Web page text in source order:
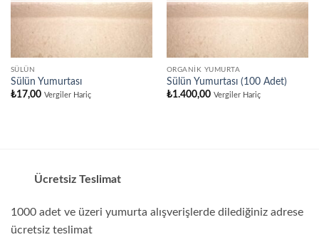
SÜLÜN
Sülün Yumurtası
₺17,00 Vergiler Hariç
ORGANIK YUMURTA
Sülün Yumurtası (100 Adet)
₺1.400,00 Vergiler Hariç
Ücretsiz Teslimat
1000 adet ve üzeri yumurta alışverişlerde dilediğiniz adrese
ücretsiz teslimat